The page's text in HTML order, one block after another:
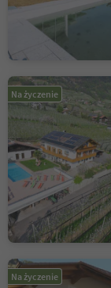
Na życzenie
Na życzenie